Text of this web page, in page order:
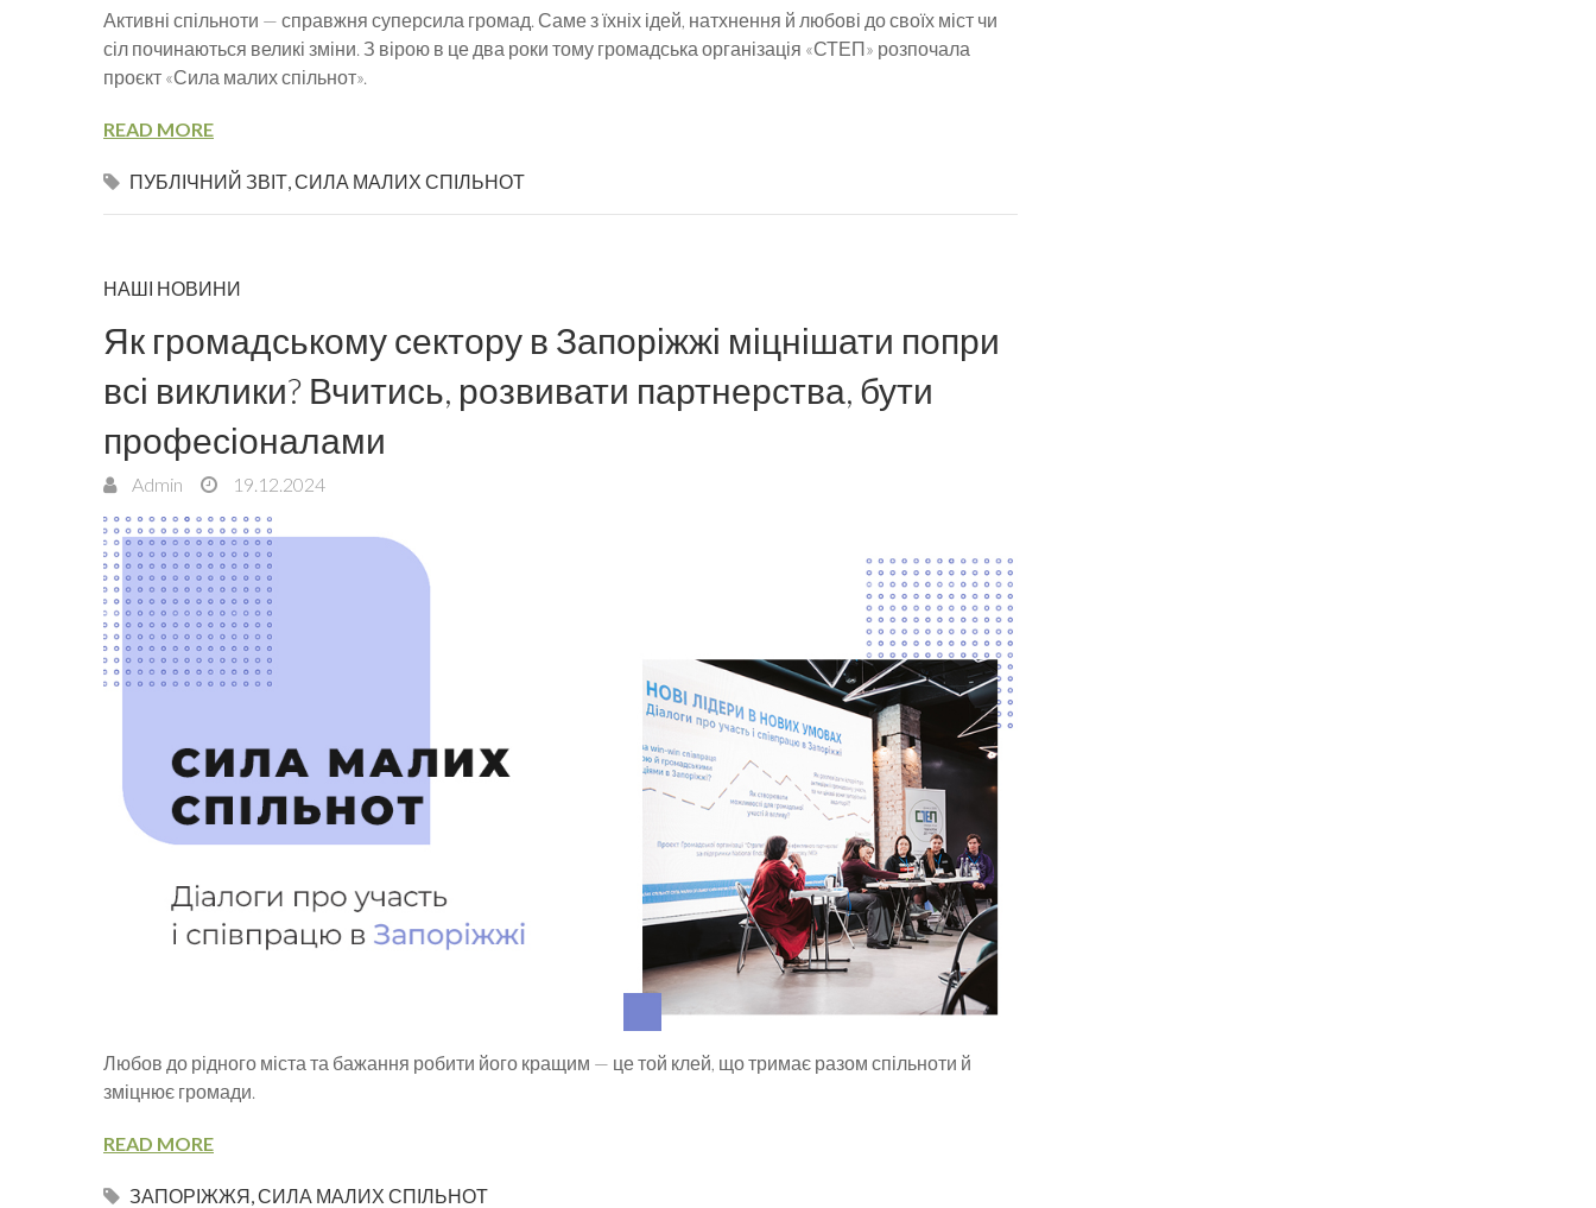
Активні спільноти — справжня суперсила громад. Саме з їхніх ідей, натхнення й любові до своїх міст чи
сіл починаються великі зміни. З вірою в це два роки тому громадська організація «СТЕП» розпочала
проєкт «Сила малих спільнот».
READ MORE
ПУБЛІЧНИЙ ЗВІТ,СИЛА МАЛИХ СПІЛЬНОТ
НАШІ НОВИНИ
Як громадському сектору в Запоріжжі міцнішати попри
всі виклики? Вчитись, розвивати партнерства, бути
професіоналами
Admin 19.12.2024
Любов до рідного міста та бажання робити його кращим — це той клей, що тримає разом спільноти й
зміцнює громади.
READ MORE
ЗАПОРІЖЖЯ,СИЛА МАЛИХ СПІЛЬНОТ